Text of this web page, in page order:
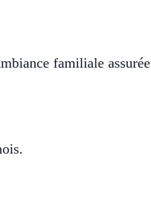
familiale assurée